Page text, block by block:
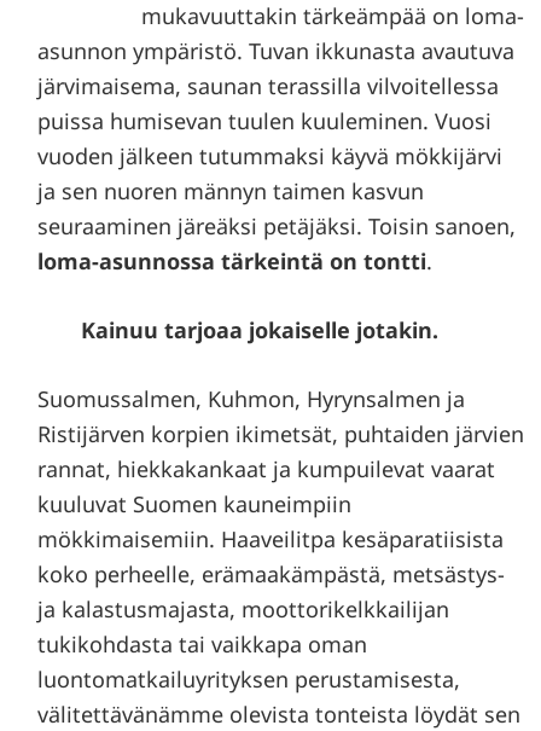
mukavuuttakin tärkeämpää on loma-
asunnon ympäristö. Tuvan ikkunasta avautuva
järvimaisema, saunan terassilla vilvoitellessa
puissa humisevan tuulen kuuleminen. Vuosi
vuoden jälkeen tutummaksi käyvä mökkijärvi
ja sen nuoren männyn taimen kasvun
seuraaminen järeäksi petäjäksi. Toisin sanoen,
loma-asunnossa tärkeintä on tontti.
Kainuu tarjoaa jokaiselle jotakin.
Suomussalmen, Kuhmon, Hyrynsalmen ja
Ristijärven korpien ikimetsät, puhtaiden järvien
rannat, hiekkakankaat ja kumpuilevat vaarat
kuuluvat Suomen kauneimpiin
mökkimaisemiin. Haaveilitpa kesäparatiisista
koko perheelle, erämaakämpästä, metsästys-
ja kalastusmajasta, moottorikelkkailijan
tukikohdasta tai vaikkapa oman
luontomatkailuyrityksen perustamisesta,
välitettävänämme olevista tonteista löydät sen